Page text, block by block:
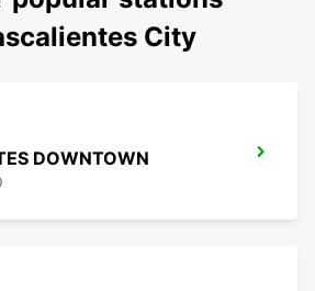
City
DOWNTOWN